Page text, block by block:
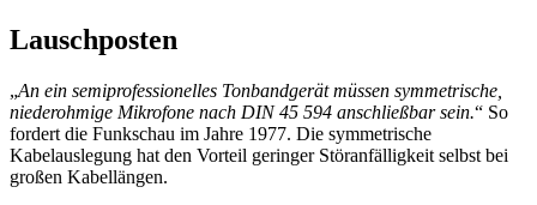
Lauschposten
„An ein semiprofessionelles Tonbandgerät müssen symmetrische,
niederohmige Mikrofone nach DIN 45 594 anschließbar sein.“ So
fordert die Funkschau im Jahre 1977. Die symmetrische
Kabelauslegung hat den Vorteil geringer Störanfälligkeit selbst bei
großen Kabellängen.